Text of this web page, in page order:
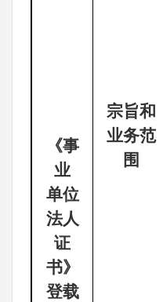
《事
业
单位
法人
证
书》
登载
宗旨和
业务范
围